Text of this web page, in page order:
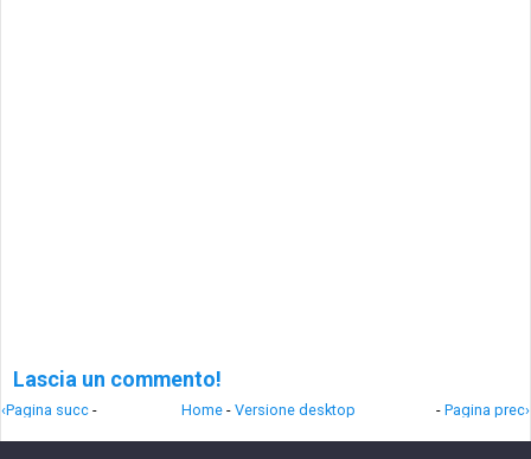
Lascia un commento!
‹Pagina succ - - Pagina prec›
Home - Versione desktop